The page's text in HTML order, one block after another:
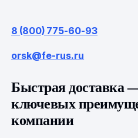
8 (800) 775-60-93
orsk@fe-rus.ru
Быстрая доставка
ключевых
компании